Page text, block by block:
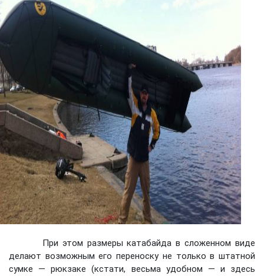
При этом размеры катабайда в сложенном виде
делают возможным его переноску не только в штатной
сумке — рюкзаке (кстати, весьма удобном — и здесь